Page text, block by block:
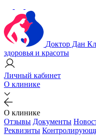
Доктор Дан
здоровья и красоты
Личный кабинет
О клинике
О клинике
Отзывы Документы
Реквизиты